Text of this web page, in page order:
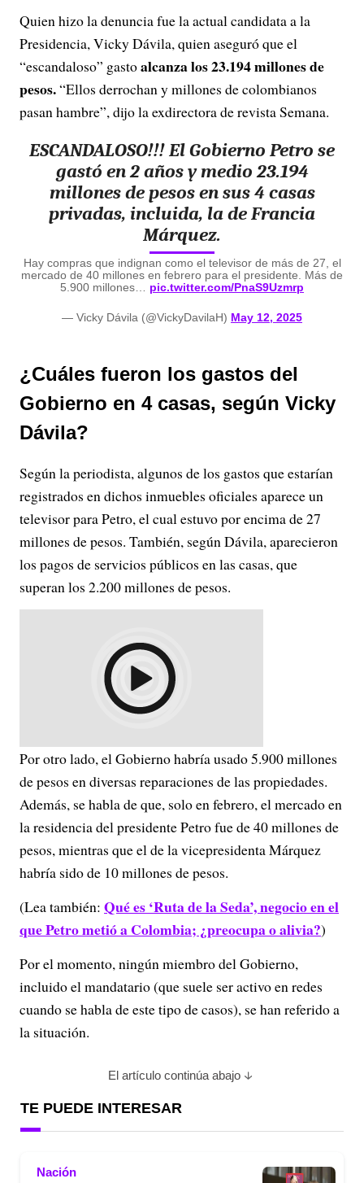
Quien hizo la denuncia fue la actual candidata a la
Presidencia, Vicky Dávila, quien aseguró que el
“escandaloso” gastoalcanza los 23.194 millones de
pesos.“Ellos derrochan y millones de colombianos
pasan hambre”, dijo la exdirectora de revista Semana.
ESCANDALOSO!!! El Gobierno Petro se
gastó en 2 años y medio 23.194
millones de pesos en sus 4 casas
privadas, incluida, la de Francia
Márquez.
Hay compras que indignan como el televisor de más de 27, el
mercado de 40 millones en febrero para el presidente. Más de
5.900 millones… pic.twitter.com/PnaS9Uzmrp
— Vicky Dávila (@VickyDavilaH) May 12, 2025
¿Cuáles fueron los gastos del
Gobierno en 4 casas, según Vicky
Dávila?
Según la periodista, algunos de los gastos que estarían
registrados en dichos inmuebles oficiales aparece un
televisor para Petro, el cual estuvo por encima de 27
millones de pesos. También, según Dávila, aparecieron
los pagos de servicios públicos en las casas, que
superan los 2.200 millones de pesos.
Por otro lado, el Gobierno habría usado 5.900 millones
de pesos en diversas reparaciones de las propiedades.
Además, se habla de que, solo en febrero, el mercado en
la residencia del presidente Petro fue de 40 millones de
pesos, mientras que el de la vicepresidenta Márquez
habría sido de 10 millones de pesos.
(Lea también: Qué es ‘Ruta de la Seda’, negocio en el
que Petro metió a Colombia; ¿preocupa o alivia?)
Por el momento, ningún miembro del Gobierno,
incluido el mandatario (que suele ser activo en redes
cuando se habla de este tipo de casos), se han referido a
la situación.
El artículo continúa abajo
TE PUEDE INTERESAR
Nación